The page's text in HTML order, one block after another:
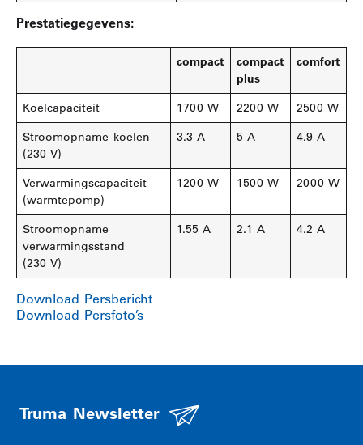
Prestatiegegevens:
compact
compact
plus
comfort
Koelcapaciteit 1700 W 2200 W
2500 W
Stroomopname koelen
(230 V)
3.3 A 5 A 4.9 A
Verwarmingscapaciteit
(warmtepomp)
1200 W 1500 W 2000 W
Stroomopname
verwarmingsstand
(230 V)
1.55 A 2.1 A 4.2 A
Download Persbericht
Download Persfoto’s
Truma Newsletter